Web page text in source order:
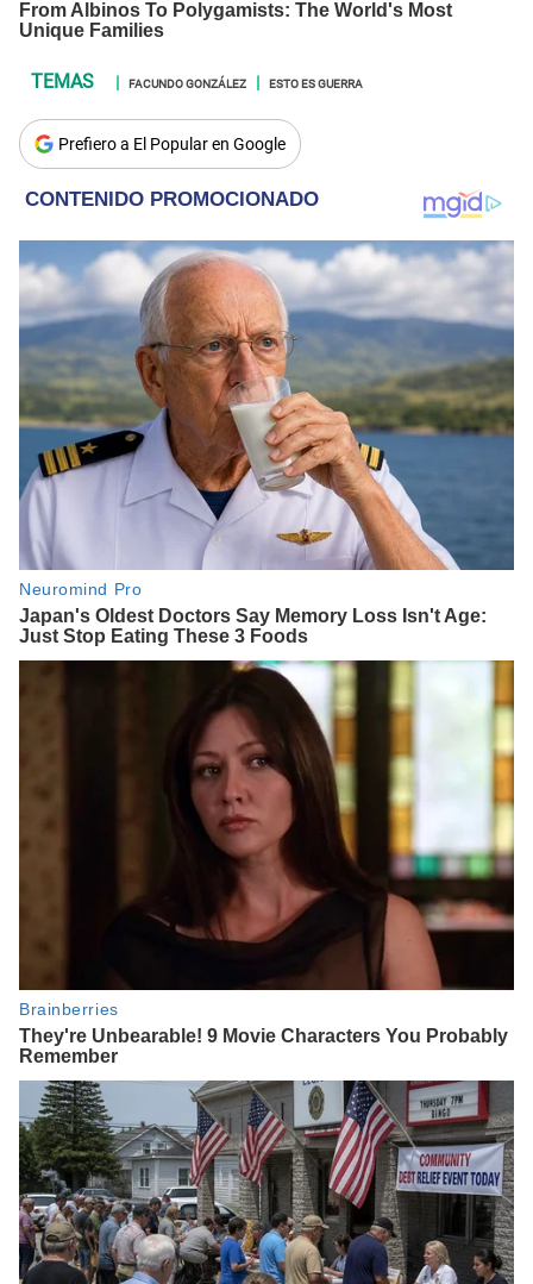
FACUNDO GONZÁLEZ ESTO ES GUERRA
Prefiero a El Popular en Google